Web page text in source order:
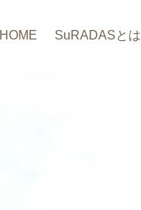
HOME SuRADASとは